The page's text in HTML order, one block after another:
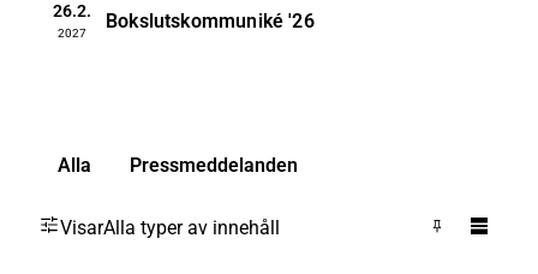
26.2.
2027
Bokslutskommuniké '26
Alla Pressmeddelanden
VisarAlla typer av innehåll